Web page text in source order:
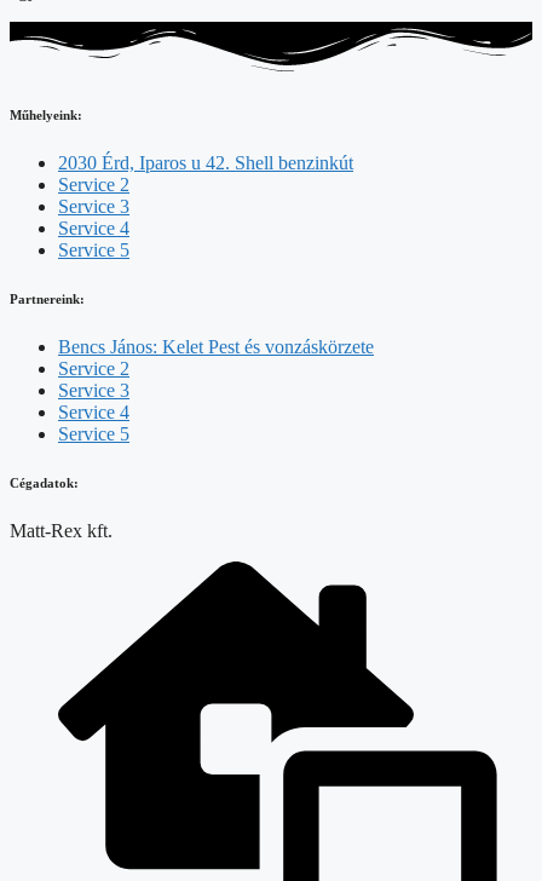
Műhelyeink:
2030 Érd, Iparos u 42. Shell benzinkút
Service 2
Service 3
Service 4
Service 5
Partnereink:
Bencs János: Kelet Pest és vonzáskörzete
Service 2
Service 3
Service 4
Service 5
Cégadatok:
Matt-Rex kft.